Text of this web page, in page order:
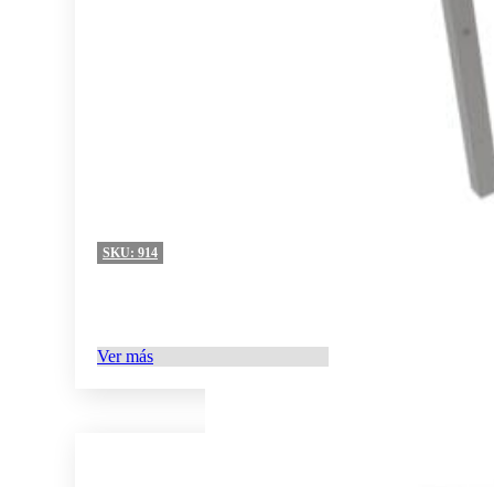
SKU: 914
Ver más